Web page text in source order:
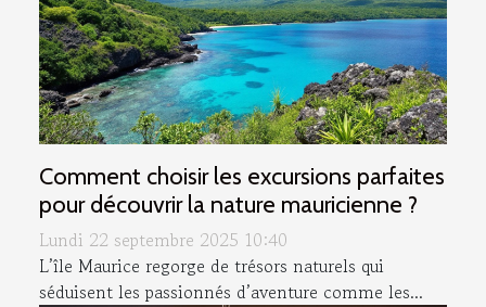
Comment choisir les excursions parfaites
pour découvrir la nature mauricienne ?
Lundi 22 septembre 2025 10:40
L’île Maurice regorge de trésors naturels qui
séduisent les passionnés d’aventure comme les...